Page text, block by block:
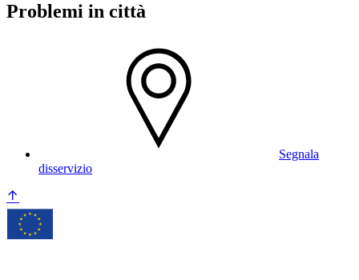
Problemi in città
Segnala
disservizio